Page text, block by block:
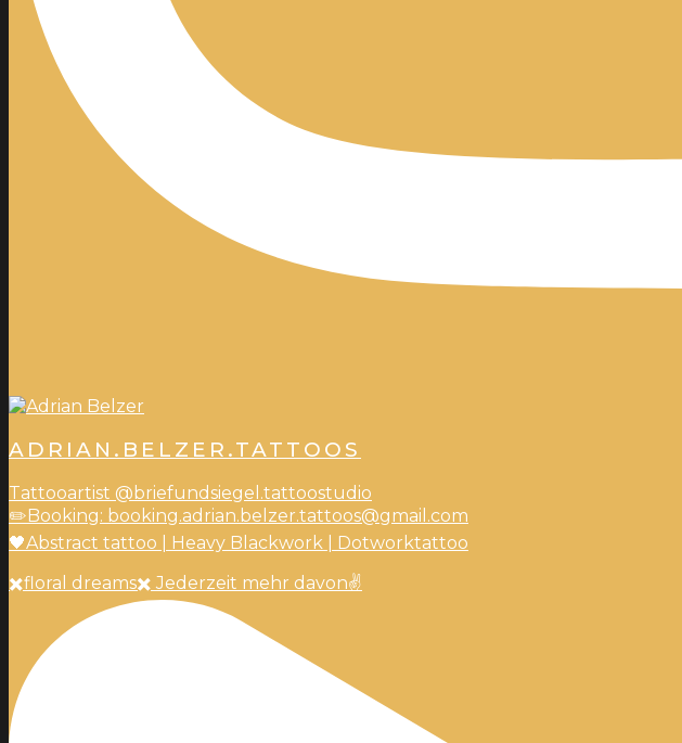
ADRIAN.BELZER.TATTOOS
Tattooartist @briefundsiegel.tattoostudio
✏️Booking: booking.adrian.belzer.tattoos@gmail.com
🖤Abstract tattoo | Heavy Blackwork | Dotworktattoo
✖️floral dreams✖️ Jederzeit mehr davon✌